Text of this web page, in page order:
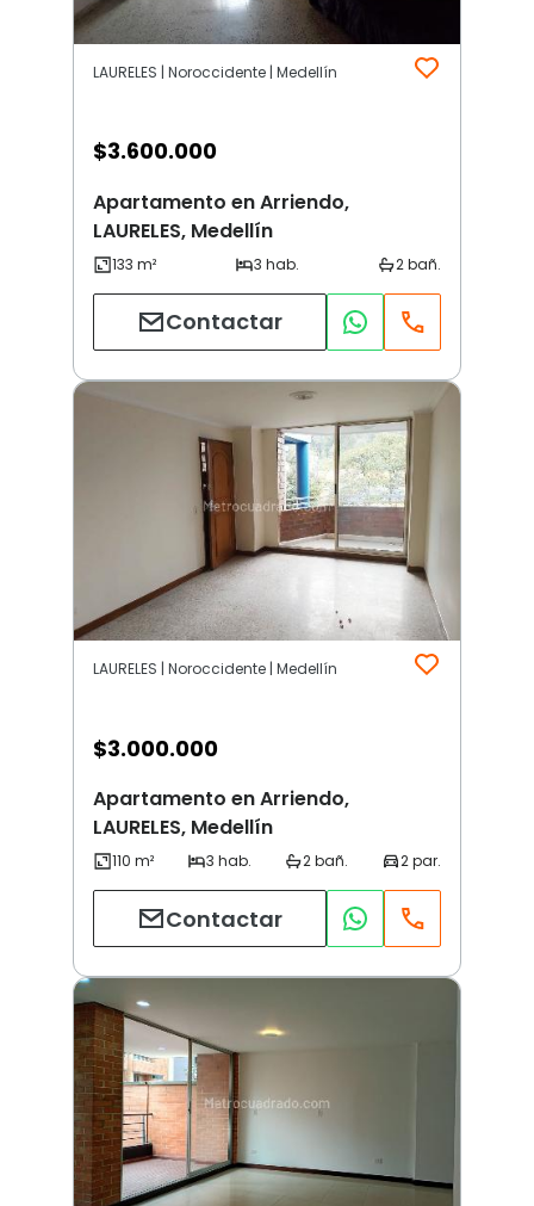
LAURELES | Noroccidente | Medellín
$3.600.000
Apartamento en Arriendo,
LAURELES, Medellín
Contactar
LAURELES | Noroccidente | Medellín
$3.000.000
Apartamento en Arriendo,
LAURELES, Medellín
Contactar